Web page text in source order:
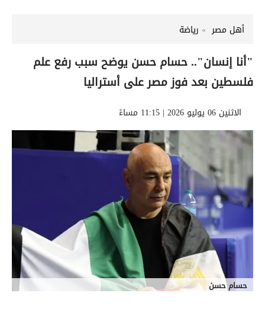
أهل مصر رياضة
"أنا إنسان".. حسام حسن يوضح سبب رفع علم
فلسطين بعد فوز مصر على أستراليا
الاثنين 06 يوليو 2026 | 11:15 مساءً
حسام حسن